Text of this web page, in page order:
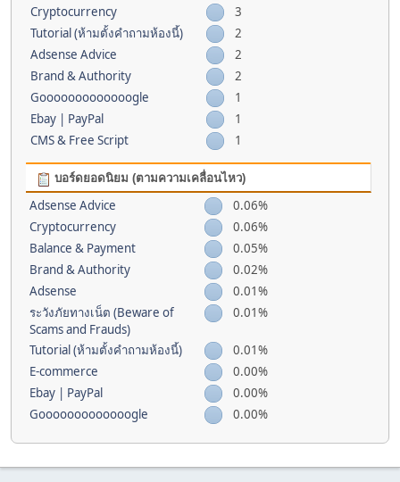
Cryptocurrency
3
Tutorial (ห้ามตั้งคำถามห้องนี้)
2
Adsense Advice
2
Brand & Authority
2
Gooooooooooooogle
1
Ebay | PayPal
1
CMS & Free Script
1
บอร์ดยอดนิยม (ตามความเคลื่อนไหว)
Adsense Advice
0.06%
Cryptocurrency
0.06%
Balance & Payment
0.05%
Brand & Authority
0.02%
Adsense
0.01%
ระวังภัยทางเน็ต (Beware of
Scams and Frauds)
0.01%
Tutorial (ห้ามตั้งคำถามห้องนี้)
0.01%
E-commerce
0.00%
Ebay | PayPal
0.00%
Gooooooooooooogle
0.00%